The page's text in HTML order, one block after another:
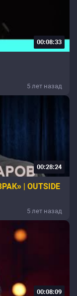
00:08:33
5 лет назад
00:28:24
| OUTSIDE
5 лет назад
00:08:09